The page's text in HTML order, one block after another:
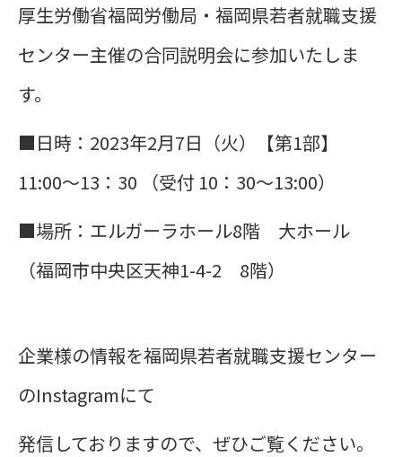
厚生労働省福岡労働局・福岡県若者就職支援
センター主催の合同説明会に参加いたしま
す。
■日時：2023年2月7日（火）
【第1部】
11:00～13 ： 30 （受付 10 ： 30～13:00）
■場所：エルガーラホール8階 大ホール
（福岡市中央区天神1-4-2 8階）
企業様の情報を福岡県若者就職支援センター
のInstagramにて
発信しておりますので、ぜひご覧ください。